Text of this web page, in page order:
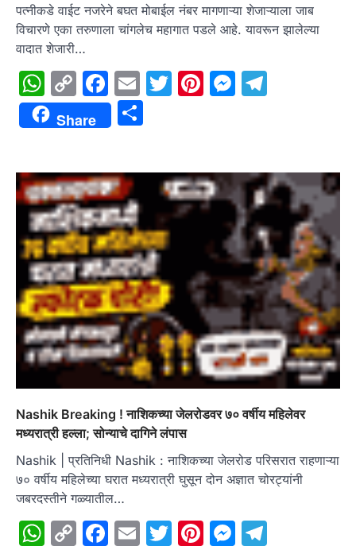
पत्नीकडे वाईट नजरेने बघत मोबाईल नंबर मागणाऱ्या शेजाऱ्याला जाब
विचारणे एका तरुणाला चांगलेच महागात पडले आहे. यावरून झालेल्या
वादात शेजारी…
WhatsApp
Copy
Link
Facebook
EmailTwitter
Pinterest
Share
Nashik Breaking ! नाशिकच्या जेलरोडवर ७० वर्षीय महिलेवर
मध्यरात्री हल्ला; सोन्याचे दागिने लंपास
Nashik | प्रतिनिधी Nashik : नाशिकच्या जेलरोड परिसरात राहणाऱ्या
७० वर्षीय महिलेच्या घरात मध्यरात्री घुसून दोन अज्ञात चोरट्यांनी
जबरदस्तीने गळ्यातील…
WhatsApp
CopyFacebook
EmailTwitter
Pinterest